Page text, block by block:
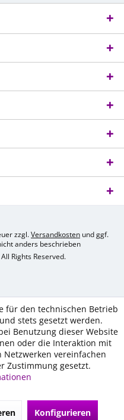
zzgl.Versandkosten und ggf.
anders beschrieben
Rights Reserved.
für den technischen Betrieb
stets gesetzt werden.
Benutzung dieser Website
oder die Interaktion mit
vereinfachen
Zustimmung gesetzt.
Konfigurieren